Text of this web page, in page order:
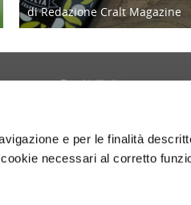
e per le finalità
necessari al corretto
di Redazione Cralt Magazine
Borghi d'Italia
Copertina